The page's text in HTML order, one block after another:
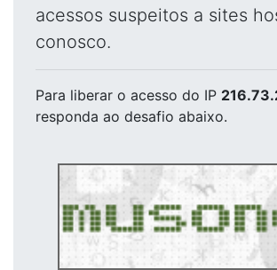
acessos suspeitos a sites
conosco.
Para liberar o acesso do IP
responda ao desafio abaixo.